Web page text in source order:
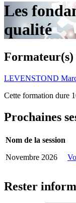
Les
qualité
Formateur(s)
LEVENSTOND
Cette formation dure
Prochaines
Nom de la session
Novembre 2026
Rester